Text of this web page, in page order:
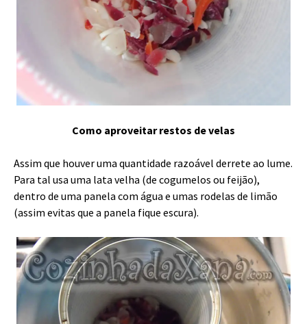
Como aproveitar restos de velas
Assim que houver uma quantidade razoável derrete ao lume.
Para tal usa uma lata velha (de cogumelos ou feijão),
dentro de uma panela com água e umas rodelas de limão
(assim evitas que a panela fique escura).